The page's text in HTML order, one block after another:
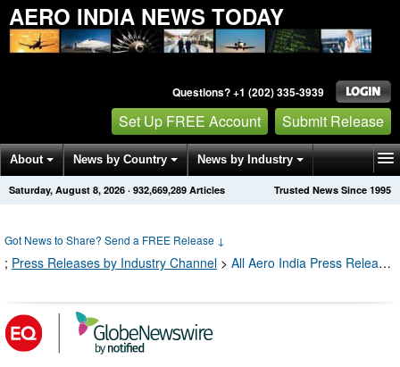
AERO INDIA NEWS TODAY
Questions? +1 (202) 335-3939
Set Up FREE Account Submit Release
About News by Country News by Industry
Get News Alerts Press Releases Trusted News Since 1995
Saturday, August 8, 2026 · 932,669,289 Articles
Got News to Share? Send a FREE Release ↓
; Press Releases by Industry Channel > All Aero India Press Releases